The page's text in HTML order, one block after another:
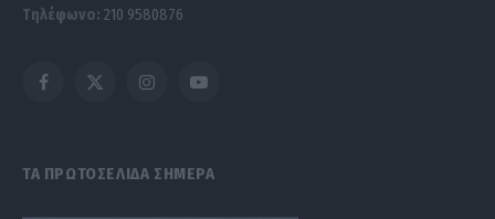
Τηλέφωνο: 210 9580876
Facebook
X
InstagramYouTube
ΤΑ ΠΡΩΤΟΣΕΛΙΔΑ ΣΗΜΕΡΑ